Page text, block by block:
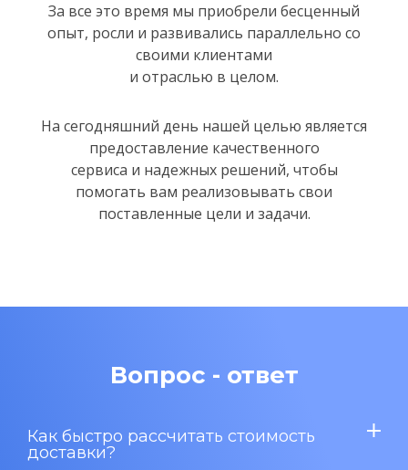
За все это время мы приобрели бесценный
опыт, росли и развивались параллельно со
своими клиентами
и отраслью в целом.
На сегодняшний день нашей целью является
предоставление качественного
сервиса и надежных решений, чтобы
помогать вам реализовывать свои
поставленные цели и задачи.
Вопрос - ответ
Как быстро рассчитать стоимость
доставки?